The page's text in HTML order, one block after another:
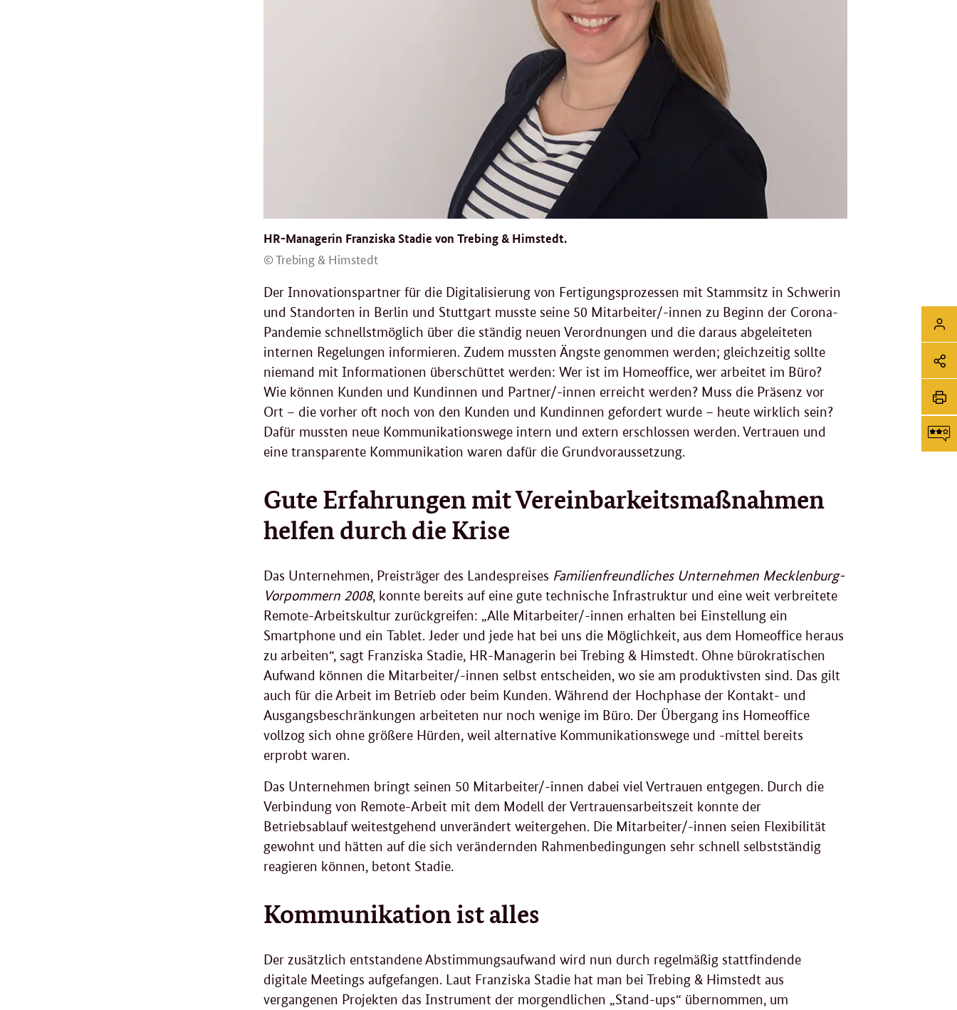
HR-Managerin Franziska Stadie von Trebing & Himstedt.
© Trebing & Himstedt
Der Innovationspartner für die Digitalisierung von Fertigungsprozessen mit Stammsitz in Schwerin
und Standorten in Berlin und Stuttgart musste seine 50 Mitarbeiter/-innen zu Beginn der Corona-
Pandemie schnellstmöglich über die ständig neuen Verordnungen und die daraus abgeleiteten
internen Regelungen informieren. Zudem mussten Ängste genommen werden; gleichzeitig sollte
niemand mit Informationen überschüttet werden: Wer ist im Homeoffice, wer arbeitet im Büro?
Wie können Kunden und Kundinnen und Partner/-innen erreicht werden? Muss die Präsenz vor
Ort – die vorher oft noch von den Kunden und Kundinnen gefordert wurde – heute wirklich sein?
Dafür mussten neue Kommunikationswege intern und extern erschlossen werden. Vertrauen und
eine transparente Kommunikation waren dafür die Grundvoraussetzung.
Gute Erfahrungen mit Vereinbarkeitsmaßnahmen
helfen durch die Krise
Das Unternehmen, Preisträger des Landespreises Familienfreundliches Unternehmen Mecklenburg-
Vorpommern 2008, konnte bereits auf eine gute technische Infrastruktur und eine weit verbreitete
Remote-Arbeitskultur zurückgreifen: „Alle Mitarbeiter/-innen erhalten bei Einstellung ein
Smartphone und ein Tablet. Jeder und jede hat bei uns die Möglichkeit, aus dem Homeoffice heraus
zu arbeiten“, sagt Franziska Stadie, HR-Managerin bei Trebing & Himstedt. Ohne bürokratischen
Aufwand können die Mitarbeiter/-innen selbst entscheiden, wo sie am produktivsten sind. Das gilt
auch für die Arbeit im Betrieb oder beim Kunden. Während der Hochphase der Kontakt- und
Ausgangsbeschränkungen arbeiteten nur noch wenige im Büro. Der Übergang ins Homeoffice
vollzog sich ohne größere Hürden, weil alternative Kommunikationswege und -mittel bereits
erprobt waren.
Das Unternehmen bringt seinen 50 Mitarbeiter/-innen dabei viel Vertrauen entgegen. Durch die
Verbindung von Remote-Arbeit mit dem Modell der Vertrauensarbeitszeit konnte der
Betriebsablauf weitestgehend unverändert weitergehen. Die Mitarbeiter/-innen seien Flexibilität
gewohnt und hätten auf die sich verändernden Rahmenbedingungen sehr schnell selbstständig
reagieren können, betont Stadie.
Kommunikation ist alles
Der zusätzlich entstandene Abstimmungsaufwand wird nun durch regelmäßig stattfindende
digitale Meetings aufgefangen. Laut Franziska Stadie hat man bei Trebing & Himstedt aus
vergangenen Projekten das Instrument der morgendlichen „Stand-ups“ übernommen, um
Login